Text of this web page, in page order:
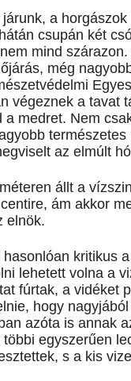
a
csupán két
mind
még
végeznek a tavat
medret. Nem
az elmúlt
állt a
ám akkor
elnök.
kritikus
lehetett volna a
fúrtak, a vidéket
hogy
azóta is annak
egyszerűen
s a kis